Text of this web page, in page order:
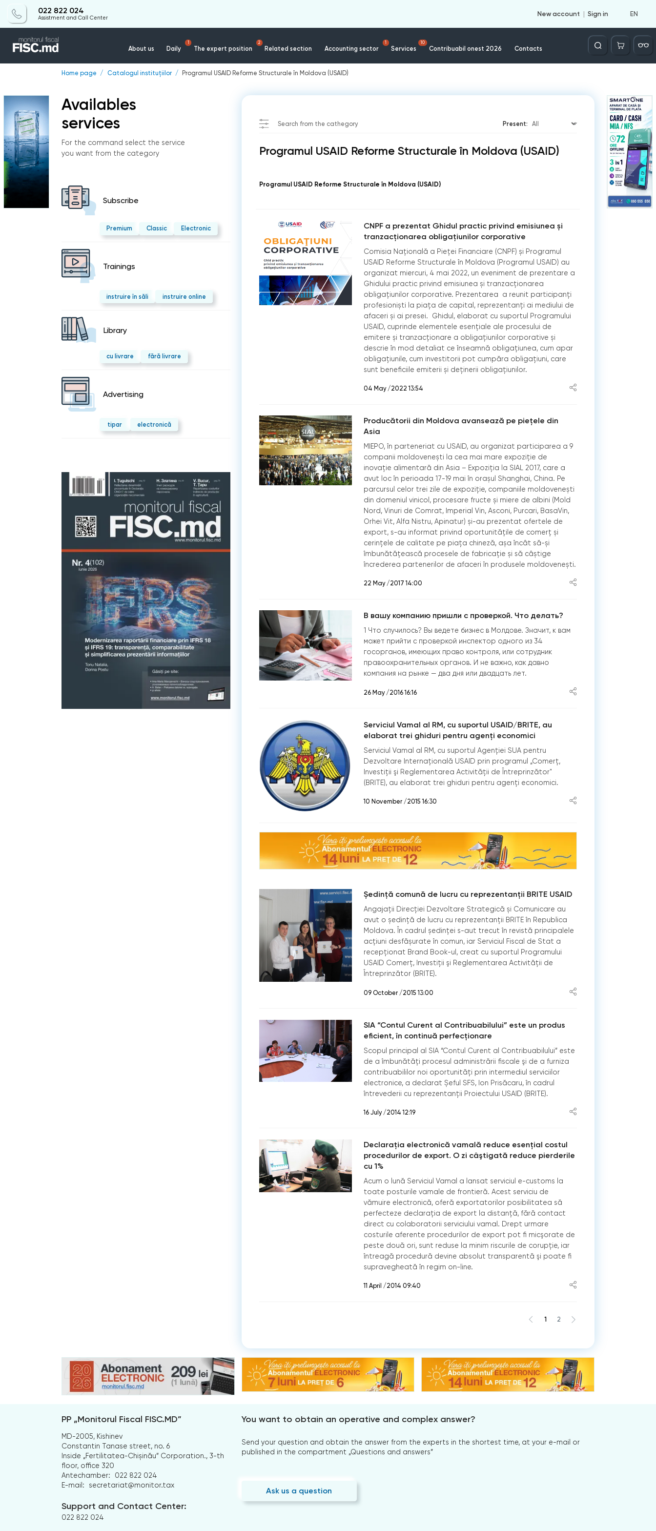
022 822 024
Assistment and Call Center
New account Sign in EN
About us Daily
1
The expert position
2
Related section Accounting sector
1
Services
10
Contribuabil onest 2026 Contacts
Căutare
Home page Catalogul instituțiilor Programul USAID Reforme Structurale în Moldova (USAID)
Availables
services
For the command select the service
you want from the category
Subscribe
Premium Classic Electronic
Trainings
instruire în săli instruire online
Library
cu livrare fără livrare
Advertising
tipar electronică
Search from the cathegory Present:
Programul USAID Reforme Structurale în Moldova (USAID)
Programul USAID Reforme Structurale în Moldova (USAID)
CNPF a prezentat Ghidul practic privind emisiunea și
tranzacționarea obligațiunilor corporative
Comisia Națională a Pieței Financiare (CNPF) și Programul
USAID Reforme Structurale în Moldova (Programul USAID) au
organizat miercuri, 4 mai 2022, un eveniment de prezentare a
Ghidului practic privind emisiunea și tranzacționarea
obligațiunilor corporative. Prezentarea a reunit participanți
profesioniști la piața de capital, reprezentanți ai mediului de
afaceri și ai presei. Ghidul, elaborat cu suportul Programului
USAID, cuprinde elementele esențiale ale procesului de
emitere și tranzacționare a obligațiunilor corporative și
descrie în mod detaliat ce înseamnă obligațiunea, cum apar
obligațiunile, cum investitorii pot cumpăra obligațiuni, care
sunt beneficiile emiterii și deținerii obligațiunilor.
04 May /2022 13:54
Producătorii din Moldova avansează pe piețele din
Asia
MIEPO, în parteneriat cu USAID, au organizat participarea a 9
companii moldovenești la cea mai mare expoziție de
inovație alimentară din Asia – Expoziția la SIAL 2017, care a
avut loc în perioada 17-19 mai în orașul Shanghai, China. Pe
parcursul celor trei zile de expoziție, companiile moldovenești
din domeniul vinicol, procesare fructe și miere de albini (Mold
Nord, Vinuri de Comrat, Imperial Vin, Asconi, Purcari, BasaVin,
Orhei Vit, Alfa Nistru, Apinatur) și-au prezentat ofertele de
export, s-au informat privind oportunitățile de comerț și
cerințele de calitate pe piața chineză, așa încât să-și
îmbunătățească procesele de fabricație și să câștige
încrederea partenerilor de afaceri în produsele moldovenești.
22 May /2017 14:00
В вашу компанию пришли с проверкой. Что делать?
1 Что случилось? Вы ведете бизнес в Молдове. Значит, к вам
может прийти с проверкой инспектор одного из 34
госорганов, имеющих право контроля, или сотрудник
правоохранительных органов. И не важно, как давно
компания на рынке — два дня или двадцать лет.
26 May /2016 16:16
Serviciul Vamal al RM, cu suportul USAID/BRITE, au
elaborat trei ghiduri pentru agenți economici
Serviciul Vamal al RM, cu suportul Agenţiei SUA pentru
Dezvoltare Internaţională USAID prin programul „Comerţ,
Investiţii şi Reglementarea Activităţii de Întreprinzător"
(BRITE), au elaborat trei ghiduri pentru agenți economici.
10 November /2015 16:30
Ședință comună de lucru cu reprezentanții BRITE USAID
Angajații Direcției Dezvoltare Strategică și Comunicare au
avut o ședință de lucru cu reprezentanții BRITE în Republica
Moldova. În cadrul ședinței s-aut trecut în revistă principalele
acțiuni desfășurate în comun, iar Serviciul Fiscal de Stat a
recepționat Brand Book-ul, creat cu suportul Programului
USAID Comerţ, Investiţii şi Reglementarea Activităţii de
Întreprinzător (BRITE).
09 October /2015 13:00
SIA “Contul Curent al Contribuabilului” este un produs
eficient, în continuă perfecționare
Scopul principal al SIA “Contul Curent al Contribuabilului” este
de a îmbunătăţi procesul administrării fiscale şi de a furniza
contribuabililor noi oportunități prin intermediul serviciilor
electronice, a declarat Șeful SFS, Ion Prisăcaru, în cadrul
întrevederii cu reprezentanții Proiectului USAID (BRITE).
16 July /2014 12:19
Declaraţia electronică vamală reduce esenţial costul
procedurilor de export. O zi câştigată reduce pierderile
cu 1%
Acum o lună Serviciul Vamal a lansat serviciul e-customs la
toate posturile vamale de frontieră. Acest serviciu de
vămuire electronică, oferă exportatorilor posibilitatea să
perfecteze declaraţia de export la distanţă, fără contact
direct cu colaboratorii serviciului vamal. Drept urmare
costurile aferente procedurilor de export pot fi micşorate de
peste două ori, sunt reduse la minim riscurile de corupţie, iar
întreagă procedură devine absolut transparentă şi poate fi
supravegheată în regim on-line.
11 April /2014 09:40
1 2
PP „Monitorul Fiscal FISC.MD”
MD-2005, Kishinev
Constantin Tanase street, no. 6
Inside „Fertilitatea-Chișinău” Corporation., 3-th
floor, office 320
Antechamber:
022 822 024
E-mail:
secretariat@monitor.tax
Support and Contact Center:
022 822 024
You want to obtain an operative and complex answer?
Send your question and obtain the answer from the experts in the shortest time, at your e-mail or
published in the compartment „Questions and answers”
Ask us a question